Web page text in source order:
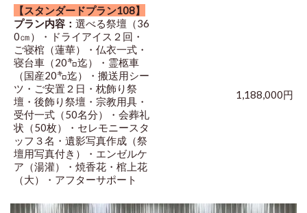
【スタンダードプラン108】
プラン内容： 選べる祭壇（36
0㎝）・ドライアイス２回・
ご寝棺（蓮華）・仏衣一式・
寝台車（20㌔迄）・霊柩車
（国産20㌔迄）・搬送用シー
ツ・ご安置２日・枕飾り祭
壇・後飾り祭壇・宗教用具・
受付一式（50名分）・会葬礼
状（50枚）・セレモニースタ
ッフ３名・遺影写真作成（祭
壇用写真付き）・エンゼルケ
ア（湯灌）・焼香花・棺上花
（大）・アフターサポート
1,188,000円